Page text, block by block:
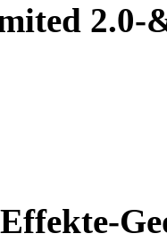
2.0-
Effekte-